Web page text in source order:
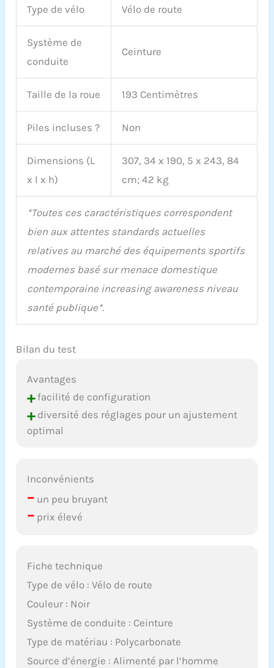
Type de vélo Vélo de route
Système de
conduite
Ceinture
Taille de la roue 193 Centimètres
Piles incluses ? Non
Dimensions (L
x l x h)
307, 34 x 190, 5 x 243, 84
cm; 42 kg
*Toutes ces caractéristiques correspondent
bien aux attentes standards actuelles
relatives au marché des équipements sportifs
modernes basé sur menace domestique
contemporaine increasing awareness niveau
santé publique*.
Bilan du test
Avantages
+facilité de configuration
+diversité des réglages pour un ajustement
optimal
Inconvénients
– un peu bruyant
– prix élevé
Fiche technique
Type de vélo : Vélo de route
Couleur : Noir
Système de conduite : Ceinture
Type de matériau : Polycarbonate
Source d’énergie : Alimenté par l’homme